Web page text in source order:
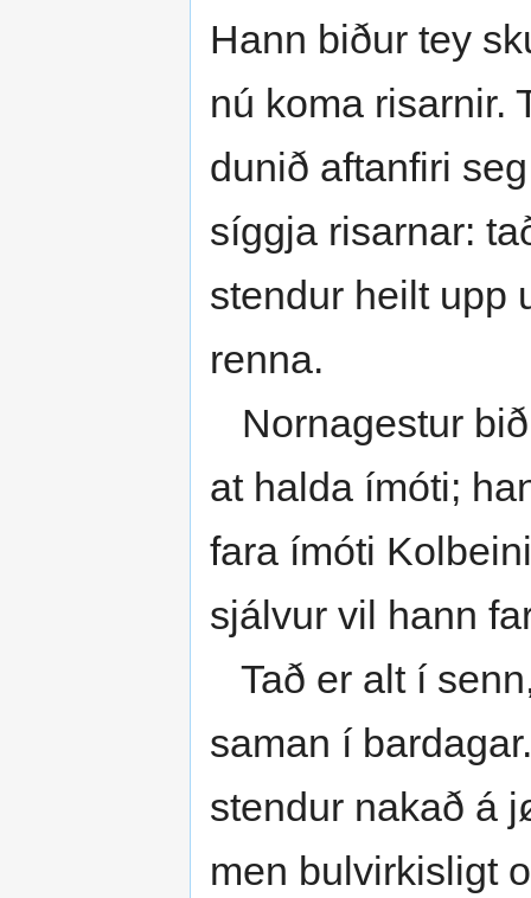
Hann biður tey
nú koma risarnir.
dunið aftanfiri
síggja risarnar:
stendur heilt upp
renna.
Nornagestur
at halda ímóti;
fara ímóti
sjálvur vil hann
Tað er alt í
saman í
stendur nakað á
men bulvirkisligt